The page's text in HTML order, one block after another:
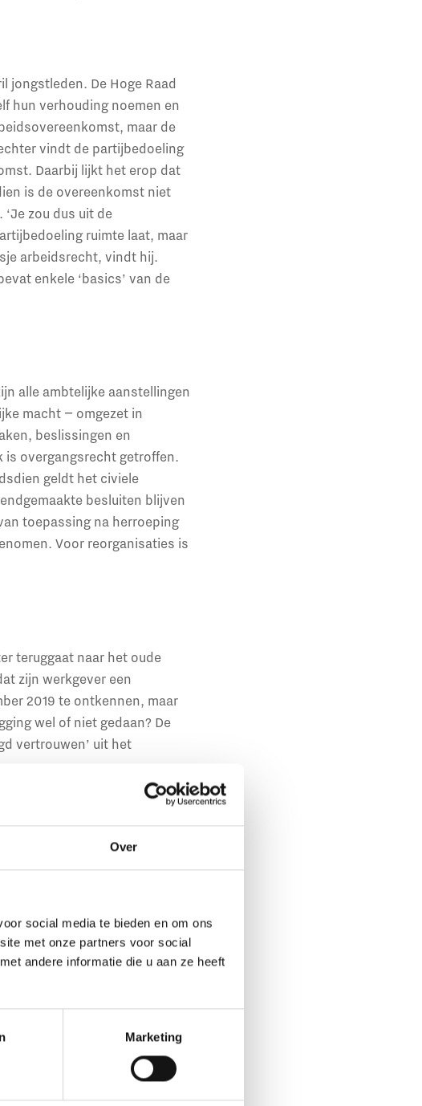
Over
social media te bieden en om ons
met onze partners voor social
andere informatie die u aan ze heeft
Marketing
jongstleden. De Hoge Raad
hun verhouding noemen en
maar de
vindt de partijbedoeling
Daarbij lijkt het erop dat
is de overeenkomst niet
zou dus uit de
ruimte laat, maar
arbeidsrecht, vindt hij.
enkele ‘basics’ van de
alle ambtelijke aanstellingen
macht − omgezet in
beslissingen en
is overgangsrecht getroffen.
geldt het civiele
besluiten blijven
toepassing na herroeping
Voor reorganisaties is
teruggaat naar het oude
zijn werkgever een
2019 te ontkennen, maar
wel of niet gedaan? De
vertrouwen’ uit het
en volgens DJI niet wilde
zijn ex-werkgever is verziekt.
tot ontbinding van de
man krijgt ook een
31 december 2019 immers
van 2017
houden aan de wet en uit de
in de continuïteit tussen
dat